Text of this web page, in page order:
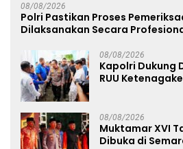
08/08/2026
Polri Pastikan Proses
Dilaksanakan Secara
08/08/2026
Kapolri Dukung
RUU
08/08/2026
Muktamar XVI
Dibuka di